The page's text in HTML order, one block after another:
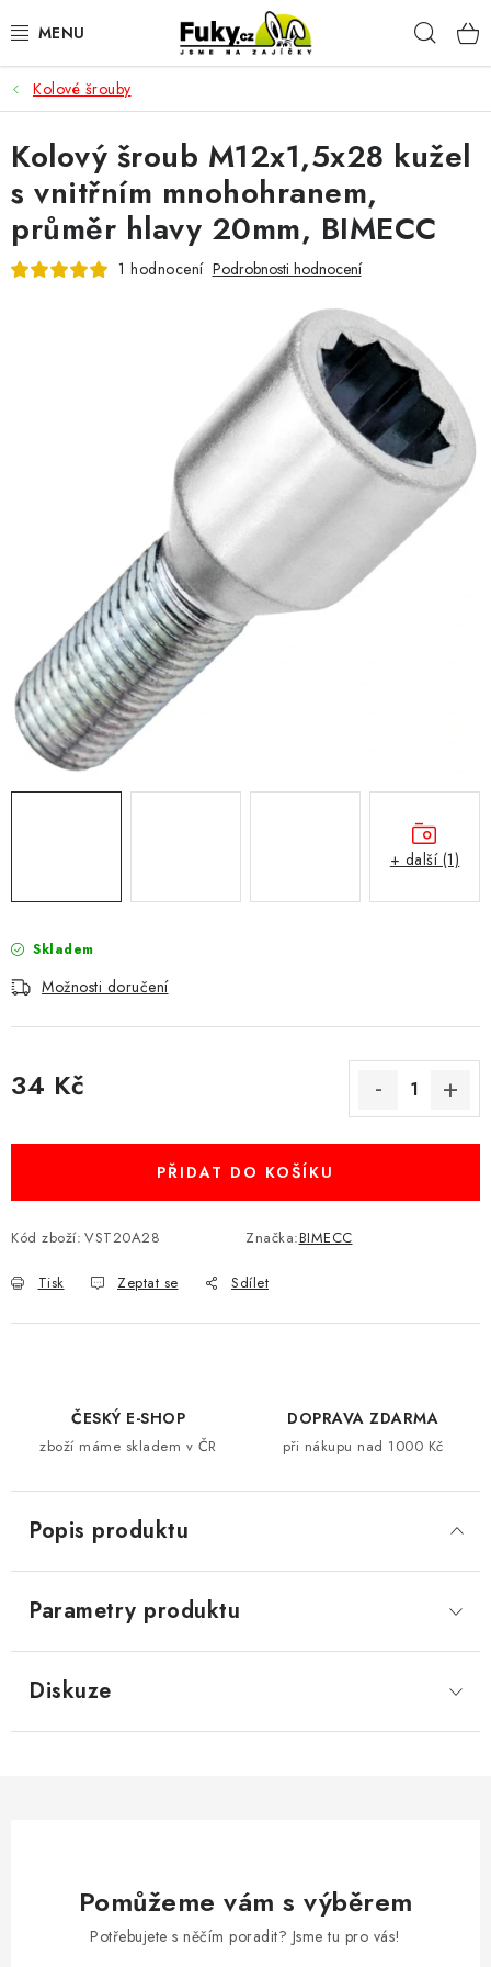
na
AUTO-MOTO
HOBBY A ZAHRADA
SPORT A OUTDOOR
DOMÁCNOST
Doprava a platba
Odložené platby a splátky
Podmínky ochrany osobních údajů
Kolové šrouby
Skladem
Možnosti doručení
34 Kč
PŘIDAT DO KOŠÍKU
Kód zboží: VST20A28 Značka:BIMECC
Tisk Zeptat se Sdílet
Kolový šroub M12x1,5x28 kužel
s vnitřním mnohohranem,
průměr hlavy 20mm, BIMECC
1 hodnocení Podrobnosti hodnocení
+ další (1)
ČESKÝ E-SHOP
zboží máme skladem v ČR
DOPRAVA ZDARMA
při nákupu nad 1000 Kč
Popis produktu
Parametry produktu
Diskuze
Pomůžeme vám s výběrem
Potřebujete s něčím poradit? Jsme tu pro vás!